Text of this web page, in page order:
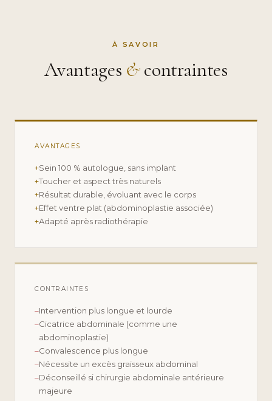
À SAVOIR
Avantages &contraintes
AVANTAGES
+Sein 100 % autologue, sans implant
+Toucher et aspect très naturels
+Résultat durable, évoluant avec le corps
+Effet ventre plat (abdominoplastie associée)
+Adapté après radiothérapie
CONTRAINTES
–Intervention plus longue et lourde
–Cicatrice abdominale (comme une
abdominoplastie)
–Convalescence plus longue
–Nécessite un excès graisseux abdominal
–Déconseillé si chirurgie abdominale antérieure
majeure